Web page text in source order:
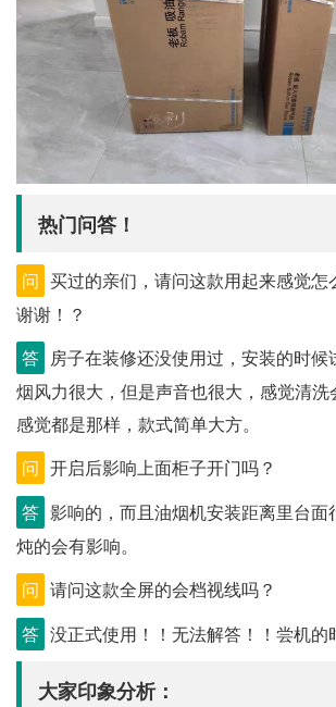
热门问答！
问 买过的亲们，请问这款用起来感觉怎
谢谢！？
答 房子在装修还没使用过，安装的时候
烟风力很大，但是声音也很大，感觉清
感觉都是那样，款式简单大方。
问 开启后影响上面柜子开门吗？
答 影响的，而且油烟机安装距离里台面
炖的会有影响。
问 请问这款全屏的会档视线吗？
答 没正式使用！！无法解答！！尝机的
大家印象分析：